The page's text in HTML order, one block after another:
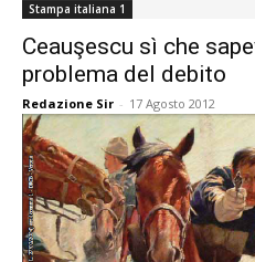
Stampa italiana 1
Ceauşescu sì che
problema del debito
Redazione Sir - 17 Agosto 2012